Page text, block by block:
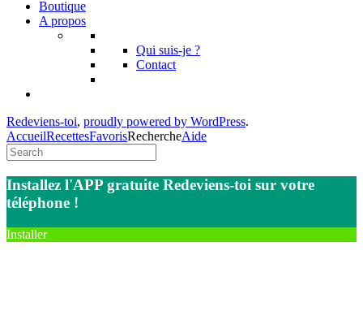
Boutique
A propos
Qui suis-je ?
Contact
Redeviens-toi, proudly powered by WordPress.
AccueilRecettesFavorisRechercheAide
Installez l'APP gratuite Redeviens-toi sur votre
téléphone !
Installer